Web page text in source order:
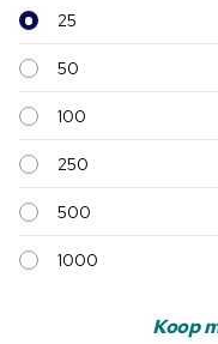
25
50
100
250
500
1000
Koop